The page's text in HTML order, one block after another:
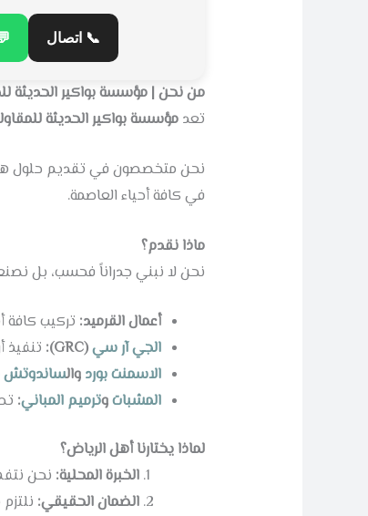
📞 اتصال
من نحن | مؤسسة بواكير الحديثة
تعد مؤسسة بواكير الحديثة
نحن متخصصون في تقديم حلول
في كافة أحياء العاصمة.
ماذا نقدم؟
نحن لا نبني جدراناً فحسب، بل
أعمال القرميد: تركيب كافة
الجي آر سي(GRC):
تنفيذ
الاسمنت بورد والساندوتش
المشباتوترميم المباني:
لماذا يختارنا أهل الرياض؟
الخبرة المحلية: نحن
الضمان الحقيقي: